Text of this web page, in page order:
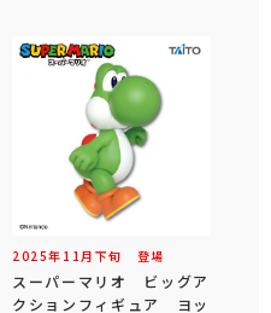
2025年 11 月 下旬 登場
スーパーマリオ ビッグア
クションフィギュア ヨッ